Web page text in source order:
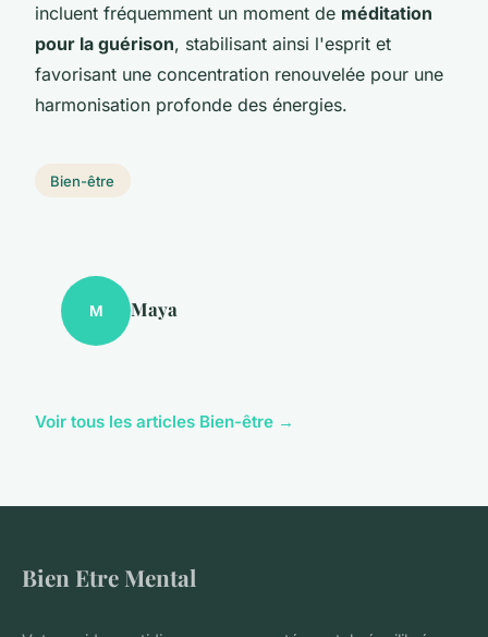
incluent fréquemment un moment de méditation
pour la guérison, stabilisant ainsi l'esprit et
favorisant une concentration renouvelée pour une
harmonisation profonde des énergies.
Bien-être
M Maya
Voir tous les articles Bien-être →
Bien Etre Mental